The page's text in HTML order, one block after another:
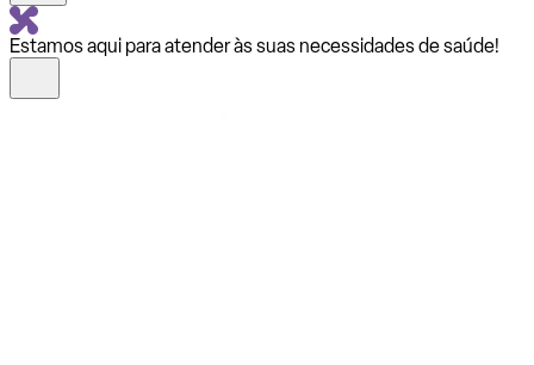
Estamos aqui para atender às suas necessidades de saúde!